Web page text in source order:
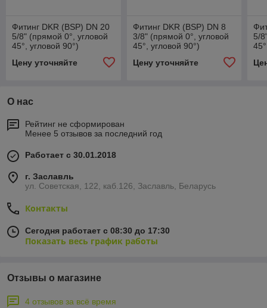
Фитинг DKR (BSP) DN 20
5/8" (прямой 0°, угловой
45°, угловой 90°)
Цену уточняйте
Фитинг DKR (BSP) DN 8
3/8" (прямой 0°, угловой
45°, угловой 90°)
Цену уточняйте
5/
О нас
Рейтинг не сформирован
Менее 5 отзывов за последний год
Работает с 30.01.2018
г. Заславль
ул. Советская, 122, каб.126, Заславль, Беларусь
Контакты
Сегодня работает с 08:30 до 17:30
Показать весь график работы
Отзывы о магазине
4 отзывов за всё время